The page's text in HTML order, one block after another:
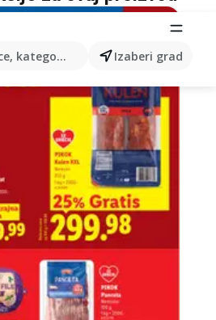
kategorije, proizvode...Izaberi grad